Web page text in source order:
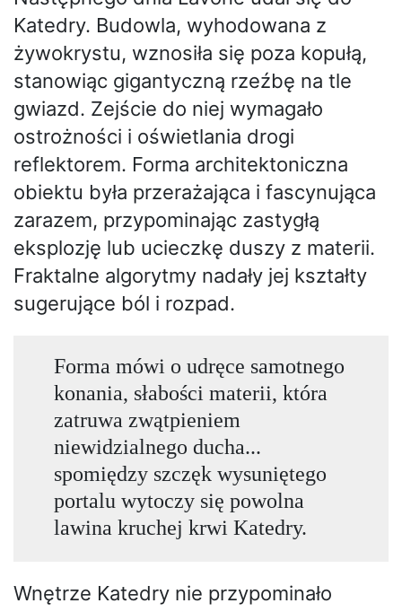
Katedry. Budowla, wyhodowana z
żywokrystu, wznosiła się poza kopułą,
stanowiąc gigantyczną rzeźbę na tle
gwiazd. Zejście do niej wymagało
ostrożności i oświetlania drogi
reflektorem. Forma architektoniczna
obiektu była przerażająca i fascynująca
zarazem, przypominając zastygłą
eksplozję lub ucieczkę duszy z materii.
Fraktalne algorytmy nadały jej kształty
sugerujące ból i rozpad.
Forma mówi o udręce samotnego
konania, słabości materii, która
zatruwa zwątpieniem
niewidzialnego ducha...
spomiędzy szczęk wysuniętego
portalu wytoczy się powolna
lawina kruchej krwi Katedry.
Wnętrze Katedry nie przypominało